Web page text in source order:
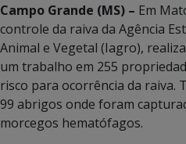
Campo Grande (MS) – Em
controle da raiva da Agência
Animal e Vegetal (Iagro),
um trabalho em 255
risco para ocorrência da raiva.
99 abrigos onde foram
morcegos hematófagos.